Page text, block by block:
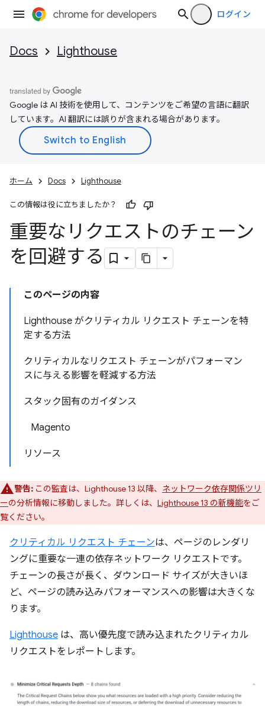
ログイン
Docs Lighthouse
Google は AI 技術を使用して、コンテンツをご希望の言語に翻訳
しています。AI 翻訳には誤りが含まれる場合があります。
ホーム Docs Lighthouse
この情報は役に立ちましたか？
重要なリクエストのチェーン
を回避する
このページの内容
Lighthouse がクリティカル リクエスト チェーンを特
定する方法
クリティカルなリクエスト チェーンがパフォーマン
スに与える影響を軽減する方法
スタック固有のガイダンス
Magento
リソース
警告: この監査は、Lighthouse 13 以降、 ネットワーク依存関係ツリ
ーの分析情報に移動しました。詳しくは、 Lighthouse 13 の新機能をご
覧ください。
クリティカル リクエスト チェーンは、ページのレンダリ
ングに重要な一連の依存ネットワーク リクエストです。
チェーンの長さが長く、ダウンロード サイズが大きいほ
ど、ページの読み込みパフォーマンスへの影響は大きくな
ります。
Lighthouse は、高い優先度で読み込まれたクリティカル
リクエストをレポートします。